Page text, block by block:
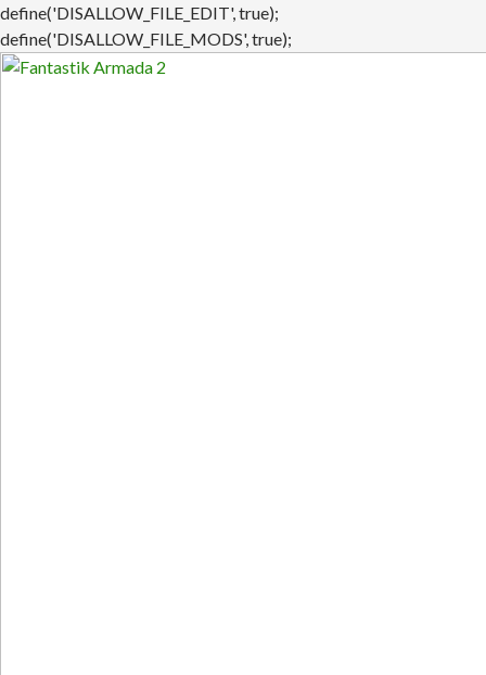
define('DISALLOW_FILE_EDIT', true);
define('DISALLOW_FILE_MODS', true);